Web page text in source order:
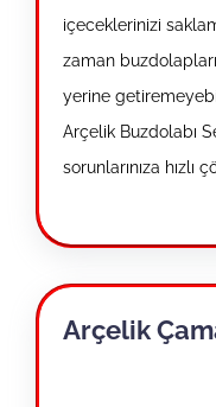
içeceklerinizi
zaman
yerine
Arçelik Buzdolabı
sorunlarınıza hızlı
Arçelik